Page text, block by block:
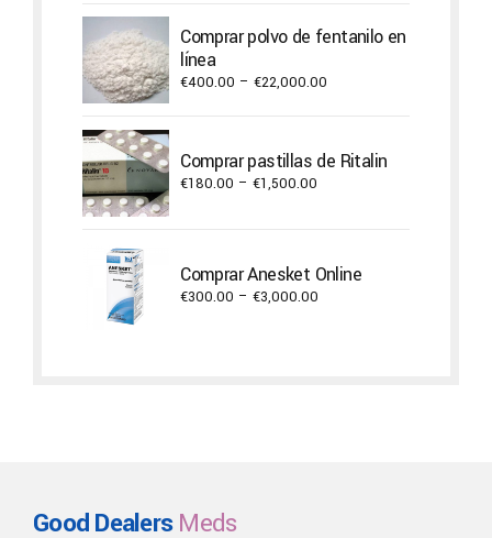
through
€3,900.00
Comprar polvo de fentanilo en
línea
€400.00 – €22,000.00
through
€22,000.00
Comprar pastillas de Ritalin
€180.00 – €1,500.00
€1,500.00
Comprar Anesket Online
€300.00 – €3,000.00
Good DealersMeds